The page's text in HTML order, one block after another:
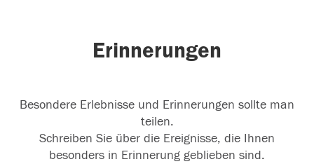
Erinnerungen
Besondere Erlebnisse und Erinnerungen sollte man
teilen.
Schreiben Sie über die Ereignisse, die Ihnen
besonders in Erinnerung geblieben sind.